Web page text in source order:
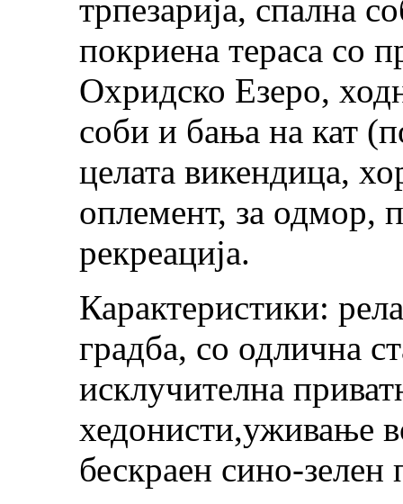
трпезарија, спална
покриена тераса со
Охридско Езеро,
соби и бања на кат
целата викендица,
оплемент, за одмор,
рекреација.
Карактеристики:
градба, со одлична
исклучителна
хедонисти,уживање
бескраен сино-зелен